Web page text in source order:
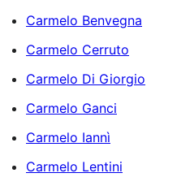
Carmelo Benvegna
Carmelo Cerruto
Carmelo Di Giorgio
Carmelo Ganci
Carmelo Iannì
Carmelo Lentini